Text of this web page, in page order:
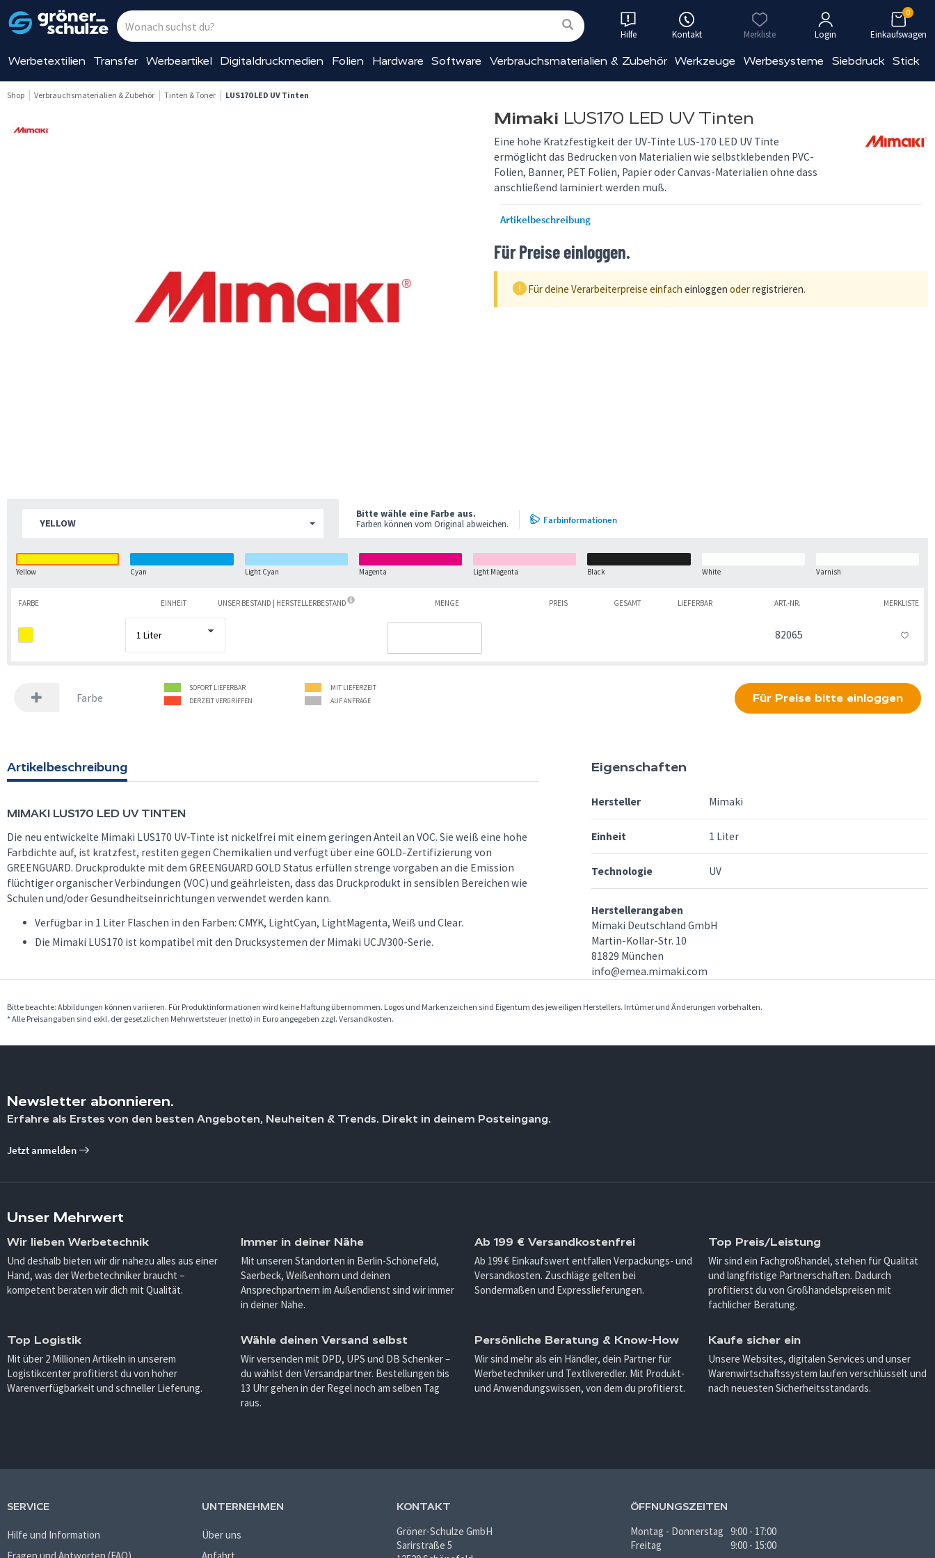
Hilfe Kontakt Merkliste Login Einkaufswagen
0
Werbetextilien Transfer Werbeartikel Digitaldruckmedien Folien Hardware Software Verbrauchsmaterialien & Zubehör Werkzeuge Werbesysteme Siebdruck Stick
Shop Verbrauchsmaterialien & Zubehör Tinten & Toner LUS170 LED UV Tinten
Mimaki LUS170 LED UV Tinten
Eine hohe Kratzfestigkeit der UV-Tinte LUS-170 LED UV Tinte
ermöglicht das Bedrucken von Materialien wie selbstklebenden PVC-
Folien, Banner, PET Folien, Papier oder Canvas-Materialien ohne dass
anschließend laminiert werden muß.
Artikelbeschreibung
Für Preise einloggen.
Für deine Verarbeiterpreise einfach einloggen oderregistrieren.
Yellow Cyan Light Cyan Magenta Light Magenta Black White Varnish
YELLOW
Bitte wähle eine Farbe aus.
Farben können vom Original abweichen.
Farbinformationen
FARBE EINHEIT UNSER BESTAND | HERSTELLERBESTAND MENGE PREIS GESAMT LIEFERBAR ART.-NR.
82065
MERKLISTE
Farbe
SOFORT LIEFERBAR
MIT LIEFERZEIT
DERZEIT VERGRIFFEN
AUF ANFRAGE Für Preise bitte einloggen
Artikelbeschreibung
MIMAKI LUS170 LED UV TINTEN
Die neu entwickelte Mimaki LUS170 UV-Tinte ist nickelfrei mit einem geringen Anteil an VOC. Sie weiß eine hohe
Farbdichte auf, ist kratzfest, restiten gegen Chemikalien und verfügt über eine GOLD-Zertifizierung von
GREENGUARD. Druckprodukte mit dem GREENGUARD GOLD Status erfüllen strenge vorgaben an die Emission
flüchtiger organischer Verbindungen (VOC) und geährleisten, dass das Druckprodukt in sensiblen Bereichen wie
Schulen und/oder Gesundheitseinrichtungen verwendet werden kann.
Verfügbar in 1 Liter Flaschen in den Farben: CMYK, LightCyan, LightMagenta, Weiß und Clear.
Die Mimaki LUS170 ist kompatibel mit den Drucksystemen der Mimaki UCJV300-Serie.
Eigenschaften
Hersteller Mimaki
Einheit 1 Liter
Technologie UV
Herstellerangaben
Mimaki Deutschland GmbH
Martin-Kollar-Str. 10
81829 München
info@emea.mimaki.com
Bitte beachte: Abbildungen können variieren. Für Produktinformationen wird keine Haftung übernommen. Logos und Markenzeichen sind Eigentum des jeweiligen Herstellers. Irrtümer und Änderungen vorbehalten.
* Alle Preisangaben sind exkl. der gesetzlichen Mehrwertsteuer (netto) in Euro angegeben zzgl. Versandkosten.
Newsletter abonnieren.
Erfahre als Erstes von den besten Angeboten, Neuheiten & Trends. Direkt in deinem Posteingang.
Jetzt anmelden
Unser Mehrwert
Wir lieben Werbetechnik
Und deshalb bieten wir dir nahezu alles aus einer
Hand, was der Werbetechniker braucht –
kompetent beraten wir dich mit Qualität.
Immer in deiner Nähe
Mit unseren Standorten in Berlin-Schönefeld,
Saerbeck, Weißenhorn und deinen
Ansprechpartnern im Außendienst sind wir immer
in deiner Nähe.
Ab 199 € Versandkostenfrei
Ab 199 € Einkaufswert entfallen Verpackungs- und
Versandkosten. Zuschläge gelten bei
Sondermaßen und Expresslieferungen.
Top Preis/Leistung
Wir sind ein Fachgroßhandel, stehen für Qualität
und langfristige Partnerschaften. Dadurch
profitierst du von Großhandelspreisen mit
fachlicher Beratung.
Top Logistik
Mit über 2 Millionen Artikeln in unserem
Logistikcenter profitierst du von hoher
Warenverfügbarkeit und schneller Lieferung.
Wähle deinen Versand selbst
Wir versenden mit DPD, UPS und DB Schenker –
du wählst den Versandpartner. Bestellungen bis
13 Uhr gehen in der Regel noch am selben Tag
raus.
Persönliche Beratung & Know-How
Wir sind mehr als ein Händler, dein Partner für
Werbetechniker und Textilveredler. Mit Produkt-
und Anwendungswissen, von dem du profitierst.
Kaufe sicher ein
Unsere Websites, digitalen Services und unser
Warenwirtschaftssystem laufen verschlüsselt und
nach neuesten Sicherheitsstandards.
SERVICE
Hilfe und Information
UNTERNEHMEN
Über uns
KONTAKT
Gröner-Schulze GmbH
Sarirstraße 5
ÖFFNUNGSZEITEN
Montag - Donnerstag 9:00 - 17:00
Freitag
9:00 - 15:00